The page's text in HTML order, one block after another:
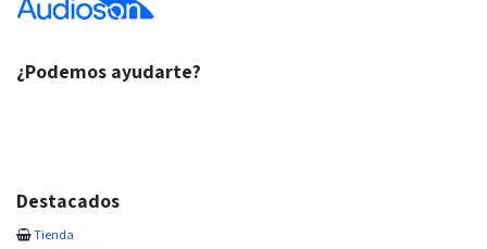
¿Podemos ayudarte?
Destacados
Tienda